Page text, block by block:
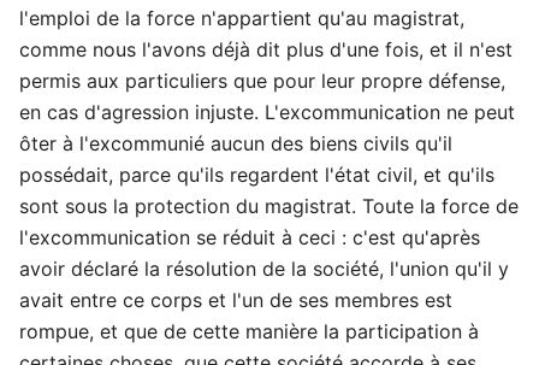
l'emploi de la force n'appartient qu'au magistrat,
comme nous l'avons déjà dit plus d'une fois, et il n'est
permis aux particuliers que pour leur propre défense,
en cas d'agression injuste. L'excommunication ne peut
ôter à l'excommunié aucun des biens civils qu'il
possédait, parce qu'ils regardent l'état civil, et qu'ils
sont sous la protection du magistrat. Toute la force de
l'excommunication se réduit à ceci : c'est qu'après
avoir déclaré la résolution de la société, l'union qu'il y
avait entre ce corps et l'un de ses membres est
rompue, et que de cette manière la participation à